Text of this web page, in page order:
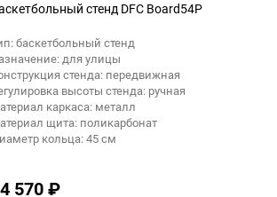
стенд DFC Board54P
баскетбольный стенд
для улицы
стенда: передвижная
высоты стенда: ручная
каркаса: металл
щита: поликарбонат
кольца: 45 см
570₽